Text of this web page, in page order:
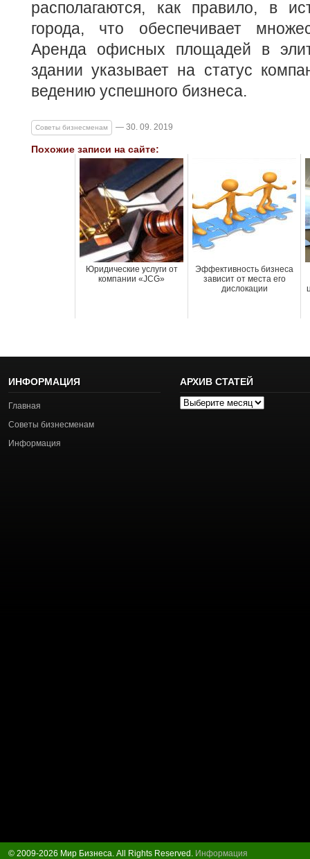
располагаются, как правило, в
города, что обеспечивает
Аренда офисных площадей в
здании указывает на статус
ведению успешного бизнеса.
Советы бизнесменам — 30. 09. 2019
Похожие записи на сайте:
Юридические услуги от
компании «JCG»
Эффективность бизнеса
зависит от места его
дислокации
ИНФОРМАЦИЯ
Главная
Советы бизнесменам
Информация
АРХИВ СТАТЕЙ
Архив
© 2009-2026 Мир Бизнеса. All Rights Reserved. Информация